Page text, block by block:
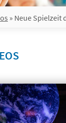
» Neue Spielzeit